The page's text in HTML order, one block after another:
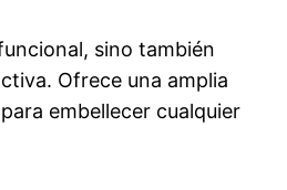
sino también
Ofrece una amplia
embellecer cualquier